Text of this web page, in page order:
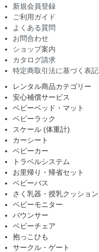
新規会員登録
ご利用ガイド
よくある質問
お問合わせ
ショップ案内
カタログ請求
特定商取引法に基づく表記
レンタル商品カテゴリー
安心補償サービス
ベビーベッド・マット
ベビーラック
スケール (体重計)
カーシート
ベビーカー
トラベルシステム
お里帰り・帰省セット
ベビーバス
さく乳器・授乳クッション
ベビーモニター
バウンサー
ベビーチェア
抱っこひも
サークル・ゲート